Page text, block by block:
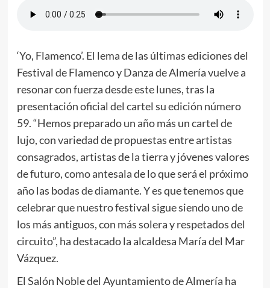
‘Yo, Flamenco’. El lema de las últimas ediciones del
Festival de Flamenco y Danza de Almería vuelve a
resonar con fuerza desde este lunes, tras la
presentación oficial del cartel su edición número
59. “Hemos preparado un año más un cartel de
lujo, con variedad de propuestas entre artistas
consagrados, artistas de la tierra y jóvenes valores
de futuro, como antesala de lo que será el próximo
año las bodas de diamante. Y es que tenemos que
celebrar que nuestro festival sigue siendo uno de
los más antiguos, con más solera y respetados del
circuito”, ha destacado la alcaldesa María del Mar
Vázquez.
El Salón Noble del Ayuntamiento de Almería ha